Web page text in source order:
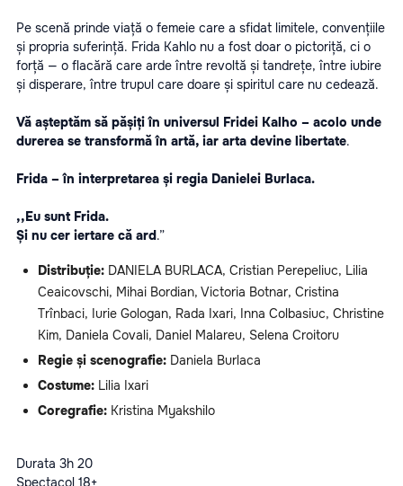
Pe scenă prinde viață o femeie care a sfidat limitele, convențiile
și propria suferință. Frida Kahlo nu a fost doar o pictoriță, ci o
forță — o flacără care arde între revoltă și tandrețe, între iubire
și disperare, între trupul care doare și spiritul care nu cedează.
Vă așteptăm să pășiți în universul Fridei Kalho – acolo unde
durerea se transformă în artă, iar arta devine libertate.
Frida – în interpretarea și regia Danielei Burlaca.
,,Eu sunt Frida.
Și nu cer iertare că ard.”
Distribuție: DANIELA BURLACA, Cristian Perepeliuc, Lilia
Ceaicovschi, Mihai Bordian, Victoria Botnar, Cristina
Trînbaci, Iurie Gologan, Rada Ixari, Inna Colbasiuc, Christine
Kim, Daniela Covali, Daniel Malareu, Selena Croitoru
Regie și scenografie: Daniela Burlaca
Costume: Lilia Ixari
Coregrafie: Kristina Myakshilo
Durata 3h 20
Spectacol 18+